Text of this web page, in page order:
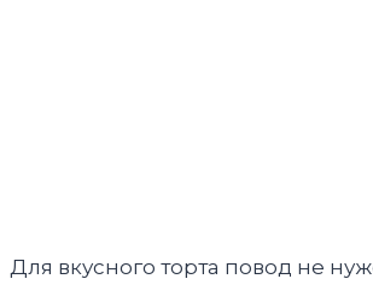
Для вкусного торта повод не